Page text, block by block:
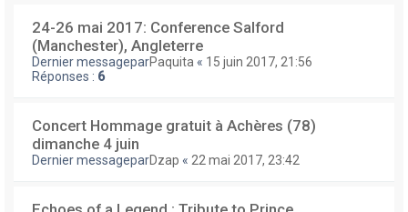
24-26 mai 2017: Conference Salford
(Manchester), Angleterre
Dernier messageparPaquita « 15 juin 2017, 21:56
Réponses : 6
Concert Hommage gratuit à Achères (78)
dimanche 4 juin
Dernier messageparDzap « 22 mai 2017, 23:42